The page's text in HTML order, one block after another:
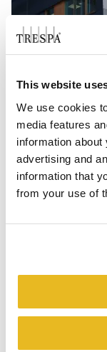
This website
We use cookies
media features
information
advertising and
information that
from your use of
Office
Czytaj więcej